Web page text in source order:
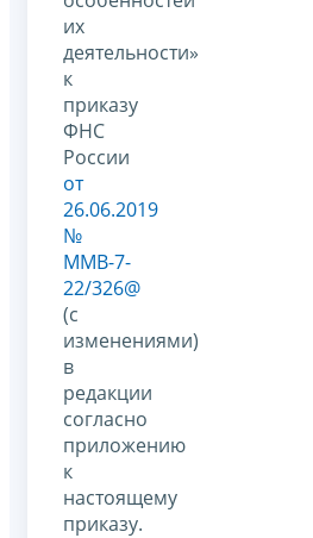
их
деятельности»
к
приказу
ФНС
России
от
26.06.2019
№
ММВ-7-
22/326@
(с
изменениями)
в
редакции
согласно
приложению
к
настоящему
приказу.